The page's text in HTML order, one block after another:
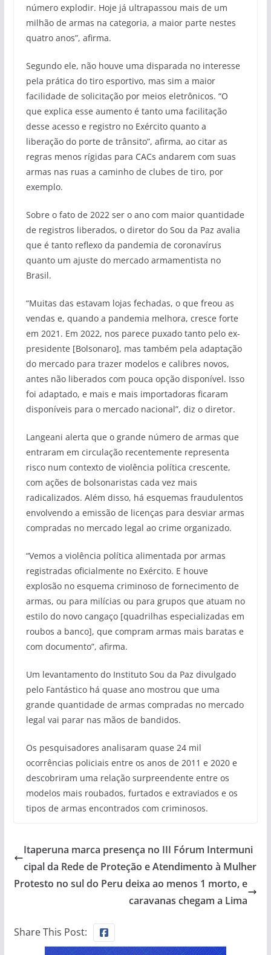
número explodir. Hoje já ultrapassou mais de um
milhão de armas na categoria, a maior parte nestes
quatro anos”, afirma.
Segundo ele, não houve uma disparada no interesse
pela prática do tiro esportivo, mas sim a maior
facilidade de solicitação por meios eletrônicos. “O
que explica esse aumento é tanto uma facilitação
desse acesso e registro no Exército quanto a
liberação do porte de trânsito”, afirma, ao citar as
regras menos rígidas para CACs andarem com suas
armas nas ruas a caminho de clubes de tiro, por
exemplo.
Sobre o fato de 2022 ser o ano com maior quantidade
de registros liberados, o diretor do Sou da Paz avalia
que é tanto reflexo da pandemia de coronavírus
quanto um ajuste do mercado armamentista no
Brasil.
“Muitas das estavam lojas fechadas, o que freou as
vendas e, quando a pandemia melhora, cresce forte
em 2021. Em 2022, nos parece puxado tanto pelo ex-
presidente [Bolsonaro], mas também pela adaptação
do mercado para trazer modelos e calibres novos,
antes não liberados com pouca opção disponível. Isso
foi adaptado, e mais e mais importadoras ficaram
disponíveis para o mercado nacional”, diz o diretor.
Langeani alerta que o grande número de armas que
entraram em circulação recentemente representa
risco num contexto de violência política crescente,
com ações de bolsonaristas cada vez mais
radicalizados. Além disso, há esquemas fraudulentos
envolvendo a emissão de licenças para desviar armas
compradas no mercado legal ao crime organizado.
“Vemos a violência política alimentada por armas
registradas oficialmente no Exército. E houve
explosão no esquema criminoso de fornecimento de
armas, ou para milícias ou para grupos que atuam no
estilo do novo cangaço [quadrilhas especializadas em
roubos a banco], que compram armas mais baratas e
com documento”, afirma.
Um levantamento do Instituto Sou da Paz divulgado
pelo Fantástico há quase ano mostrou que uma
grande quantidade de armas compradas no mercado
legal vai parar nas mãos de bandidos.
Os pesquisadores analisaram quase 24 mil
ocorrências policiais entre os anos de 2011 e 2020 e
descobriram uma relação surpreendente entre os
modelos mais roubados, furtados e extraviados e os
tipos de armas encontrados com criminosos.
Itaperuna marca presença no III Fórum Intermuni
cipal da Rede de Proteção e Atendimento à Mulher
Protesto no sul do Peru deixa ao menos 1 morto, e
caravanas chegam a Lima
Share This Post: